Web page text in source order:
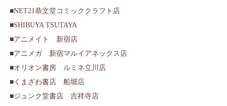
NET21恭文堂コミッククラフト店
SHIBUYA TSUTAYA
アニメイト 新宿店
アニメガ 新宿マルイアネックス店
オリオン書房 ルミネ立川店
くまざわ書店 船堀店
ジュンク堂書店 吉祥寺店